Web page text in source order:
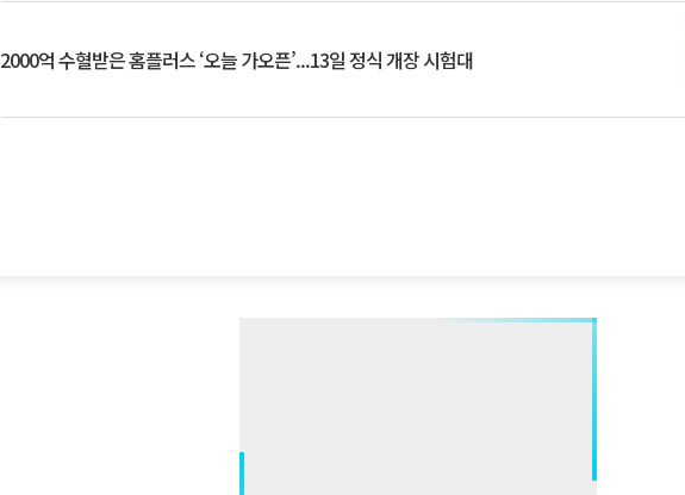
2000억 수혈받은 홈플러스 ‘오늘 가오픈’...13일 정식 개장 시험대